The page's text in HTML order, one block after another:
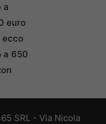
a
euro
ecco
a 650
SRL - Via Nicola